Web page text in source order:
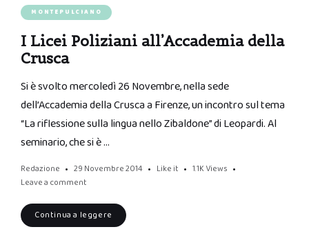
MONTEPULCIANO
I Licei Poliziani all’Accademia della
Crusca
Si è svolto mercoledì 26 Novembre, nella sede
dell’Accademia della Crusca a Firenze, un incontro sul tema
“La riflessione sulla lingua nello Zibaldone” di Leopardi. Al
seminario, che si è …
Redazione 29 Novembre 2014 Like it 1.1K Views
Leave a comment
Continua a leggere